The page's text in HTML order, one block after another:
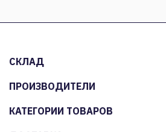
СКЛАД
ПРОИЗВОДИТЕЛИ
КАТЕГОРИИ ТОВАРОВ